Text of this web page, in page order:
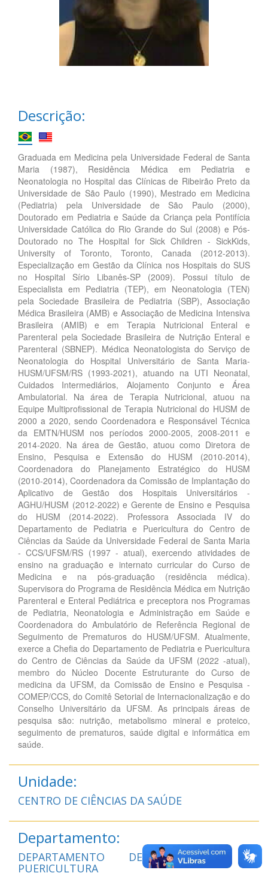
Descrição:
Graduada em Medicina pela Universidade Federal de Santa
Maria (1987), Residência Médica em Pediatria e
Neonatologia no Hospital das Clínicas de Ribeirão Preto da
Universidade de São Paulo (1990), Mestrado em Medicina
(Pediatria) pela Universidade de São Paulo (2000),
Doutorado em Pediatria e Saúde da Criança pela Pontifícia
Universidade Católica do Rio Grande do Sul (2008) e Pós-
Doutorado no The Hospital for Sick Children - SickKids,
University of Toronto, Toronto, Canada (2012-2013).
Especialização em Gestão da Clínica nos Hospitais do SUS
no Hospital Sírio Libanês-SP (2009). Possui título de
Especialista em Pediatria (TEP), em Neonatologia (TEN)
pela Sociedade Brasileira de Pediatria (SBP), Associação
Médica Brasileira (AMB) e Associação de Medicina Intensiva
Brasileira (AMIB) e em Terapia Nutricional Enteral e
Parenteral pela Sociedade Brasileira de Nutrição Enteral e
Parenteral (SBNEP). Médica Neonatologista do Serviço de
Neonatologia do Hospital Universitário de Santa Maria-
HUSM/UFSM/RS (1993-2021), atuando na UTI Neonatal,
Cuidados Intermediários, Alojamento Conjunto e Área
Ambulatorial. Na área de Terapia Nutricional, atuou na
Equipe Multiprofissional de Terapia Nutricional do HUSM de
2000 a 2020, sendo Coordenadora e Responsável Técnica
da EMTN/HUSM nos períodos 2000-2005, 2008-2011 e
2014-2020. Na área de Gestão, atuou como Diretora de
Ensino, Pesquisa e Extensão do HUSM (2010-2014),
Coordenadora do Planejamento Estratégico do HUSM
(2010-2014), Coordenadora da Comissão de Implantação do
Aplicativo de Gestão dos Hospitais Universitários -
AGHU/HUSM (2012-2022) e Gerente de Ensino e Pesquisa
do HUSM (2014-2022). Professora Associada IV do
Departamento de Pediatria e Puericultura do Centro de
Ciências da Saúde da Universidade Federal de Santa Maria
- CCS/UFSM/RS (1997 - atual), exercendo atividades de
ensino na graduação e internato curricular do Curso de
Medicina e na pós-graduação (residência médica).
Supervisora do Programa de Residência Médica em Nutrição
Parenteral e Enteral Pediátrica e preceptora nos Programas
de Pediatria, Neonatologia e Administração em Saúde e
Coordenadora do Ambulatório de Referência Regional de
Seguimento de Prematuros do HUSM/UFSM. Atualmente,
exerce a Chefia do Departamento de Pediatria e Puericultura
do Centro de Ciências da Saúde da UFSM (2022 -atual),
membro do Núcleo Docente Estruturante do Curso de
medicina da UFSM, da Comissão de Ensino e Pesquisa -
COMEP/CCS, do Comitê Setorial de Internacionalização e do
Conselho Universitário da UFSM. As principais áreas de
pesquisa são: nutrição, metabolismo mineral e proteico,
seguimento de prematuros, saúde digital e informática em
saúde.
Unidade:
CENTRO DE CIÊNCIAS DA SAÚDE
Departamento:
DEPARTAMENTO DE PEDIATRIA E
PUERICULTURA